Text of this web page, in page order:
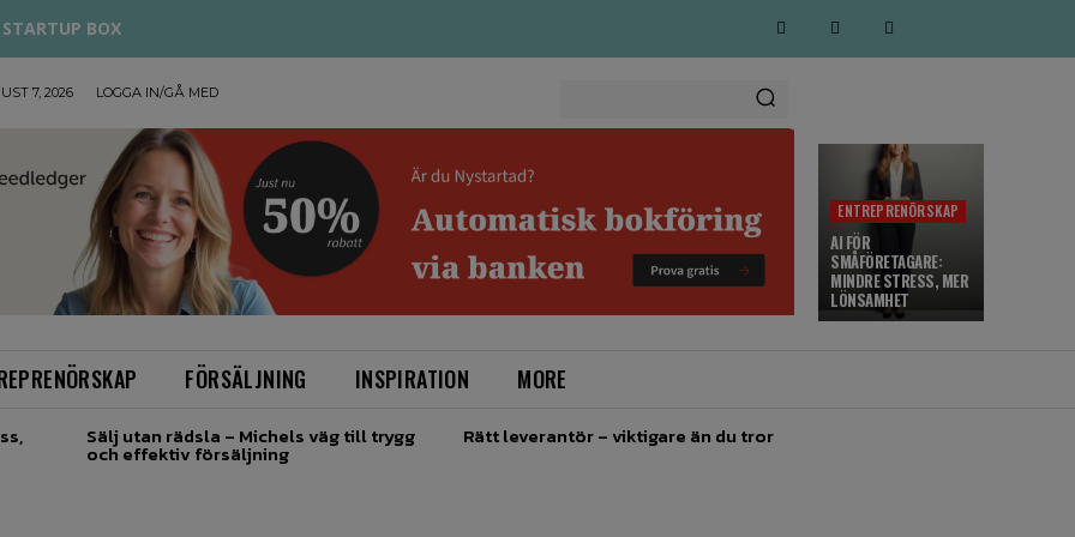
STARTUP BOX
7, 2026 LOGGA IN/GÅ MED
ENTREPRENÖRSKAP
AI FÖR
SMÅFÖRETAGARE:
MINDRE STRESS, MER
LÖNSAMHET
FÖRSÄLJNING INSPIRATION MORE
Sälj utan rädsla – Michels väg till trygg
och effektiv försäljning
Rätt leverantör – viktigare än du tror